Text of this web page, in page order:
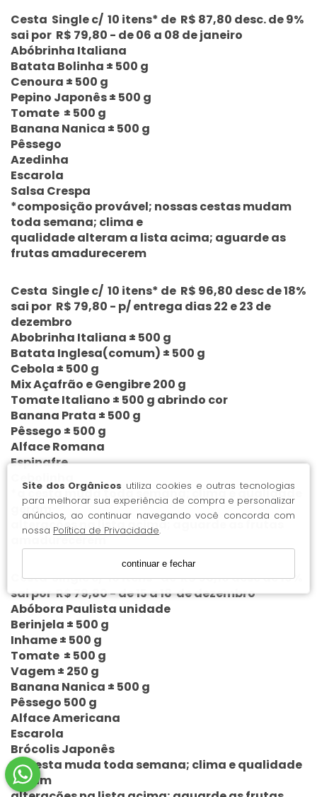
Site dos Orgânicos utiliza cookies e outras tecnologias
para melhorar sua experiência de compra e personalizar
anúncios, ao continuar navegando você concorda com
nossa Política de Privacidade.
continuar e fechar
Cesta Single c/ 10 itens* de R$ 87,80 desc. de 9%
sai por R$ 79,80 - de 06 a 08 de janeiro
Abóbrinha Italiana
Batata Bolinha ± 500 g
Cenoura ± 500 g
Pepino Japonês ± 500 g
Tomate ± 500 g
Banana Nanica ± 500 g
Pêssego
Azedinha
Escarola
Salsa Crespa
*composição provável; nossas cestas mudam
toda semana; clima e
qualidade alteram a lista acima; aguarde as
frutas amadurecerem
Cesta Single c/ 10 itens* de R$ 96,80 desc de 18%
sai por R$ 79,80 - p/ entrega dias 22 e 23 de
dezembro
Abobrinha Italiana ± 500 g
Batata Inglesa(comum) ± 500 g
Cebola ± 500 g
Mix Açafrão e Gengibre 200 g
Tomate Italiano ± 500 g abrindo cor
Banana Prata ± 500 g
Pêssego ± 500 g
Alface Romana
Espinafre
Cebolinha
*a cesta muda toda semana; clima e qualidade
geram
alterações na lista acima; aguarde as frutas
amadurecerem
Cesta Single c/ 10 itens* de R$ 98,10 desc de 19%
sai por R$ 79,80 - de 15 a 18 de dezembro
Abóbora Paulista unidade
Berinjela ± 500 g
Inhame ± 500 g
Tomate ± 500 g
Vagem ± 250 g
Banana Nanica ± 500 g
Pêssego 500 g
Alface Americana
Escarola
Brócolis Japonês
*a cesta muda toda semana; clima e qualidade
geram